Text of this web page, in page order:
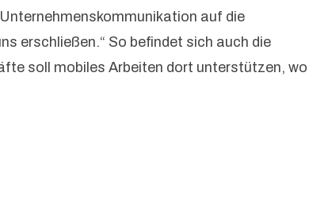
auf die
erschließen.“ So befindet sich auch die
soll mobiles Arbeiten dort unterstützen, wo